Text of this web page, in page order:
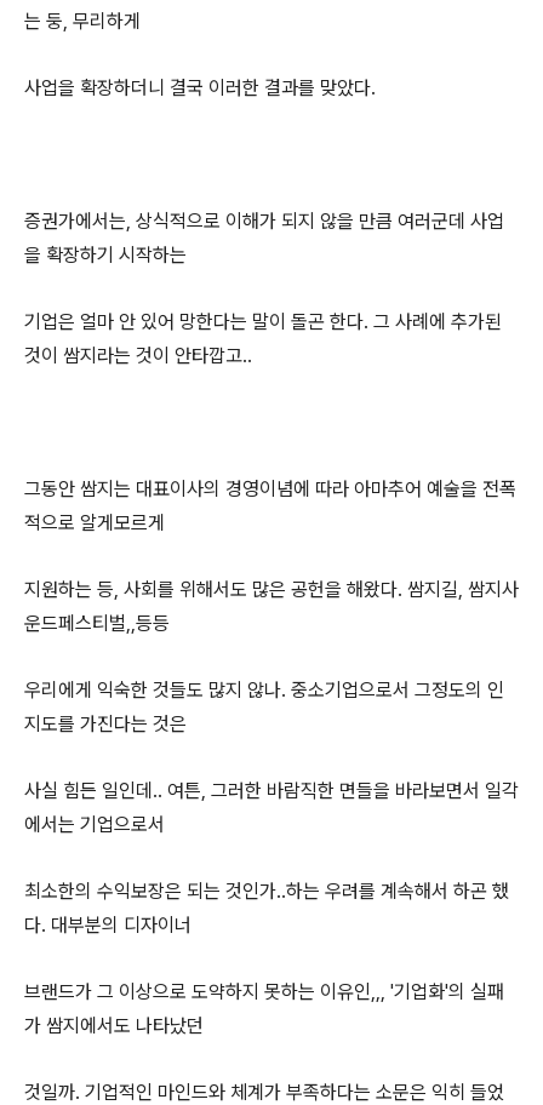
는 둥, 무리하게
사업을 확장하더니 결국 이러한 결과를 맞았다.
증권가에서는, 상식적으로 이해가 되지 않을 만큼 여러군데 사업
을 확장하기 시작하는
기업은 얼마 안 있어 망한다는 말이 돌곤 한다. 그 사례에 추가된
것이 쌈지라는 것이 안타깝고..
그동안 쌈지는 대표이사의 경영이념에 따라 아마추어 예술을 전폭
적으로 알게모르게
지원하는 등, 사회를 위해서도 많은 공헌을 해왔다. 쌈지길, 쌈지사
운드페스티벌,,등등
우리에게 익숙한 것들도 많지 않나. 중소기업으로서 그정도의 인
지도를 가진다는 것은
사실 힘든 일인데.. 여튼, 그러한 바람직한 면들을 바라보면서 일각
에서는 기업으로서
최소한의 수익보장은 되는 것인가..하는 우려를 계속해서 하곤 했
다. 대부분의 디자이너
브랜드가 그 이상으로 도약하지 못하는 이유인,,, '기업화'의 실패
가 쌈지에서도 나타났던
것일까. 기업적인 마인드와 체계가 부족하다는 소문은 익히 들었